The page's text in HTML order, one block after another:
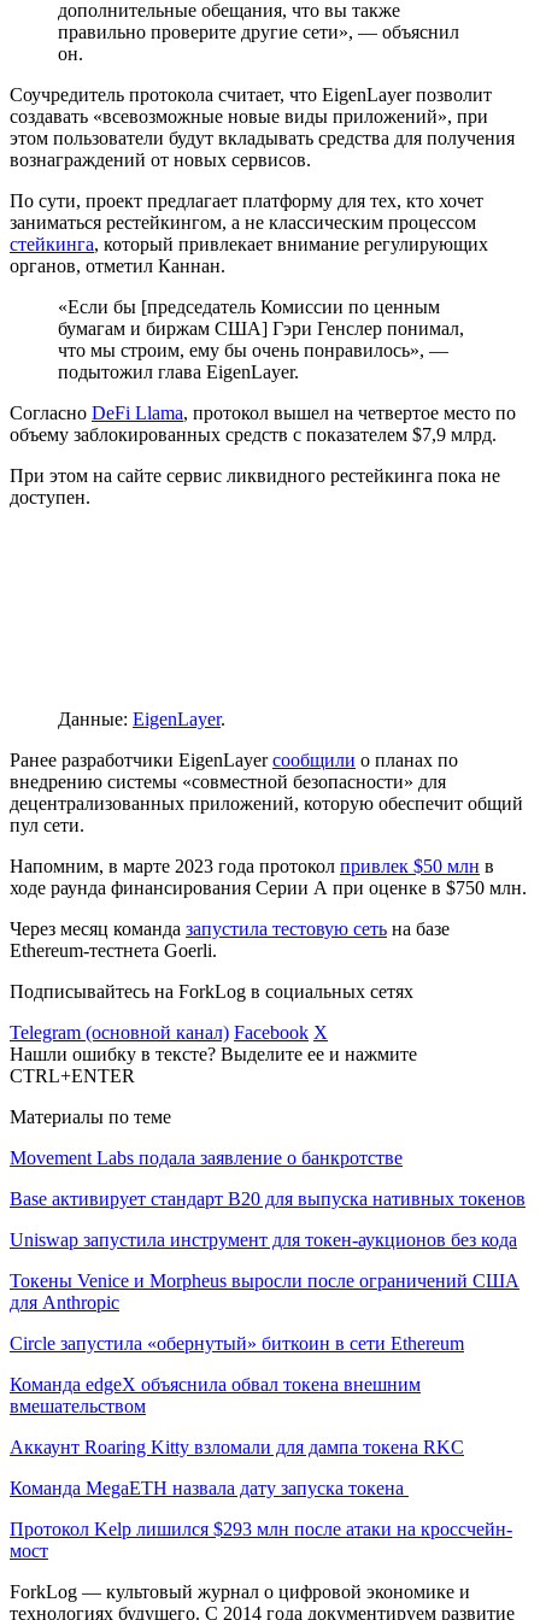
дополнительные обещания, что вы также
правильно проверите другие сети», — объяснил
он.
Соучредитель протокола считает, что EigenLayer позволит
создавать «всевозможные новые виды приложений», при
этом пользователи будут вкладывать средства для получения
вознаграждений от новых сервисов.
По сути, проект предлагает платформу для тех, кто хочет
заниматься рестейкингом, а не классическим процессом
стейкинга, который привлекает внимание регулирующих
органов, отметил Каннан.
«Если бы [председатель Комиссии по ценным
бумагам и биржам США] Гэри Генслер понимал,
что мы строим, ему бы очень понравилось», —
подытожил глава EigenLayer.
Согласно DeFi Llama, протокол вышел на четвертое место по
объему заблокированных средств с показателем $7,9 млрд.
При этом на сайте сервис ликвидного рестейкинга пока не
доступен.
Данные: EigenLayer.
Ранее разработчики EigenLayerсообщили о планах по
внедрению системы «совместной безопасности» для
децентрализованных приложений, которую обеспечит общий
пул сети.
Напомним, в марте 2023 года протокол привлек $50 млн в
ходе раунда финансирования Серии А при оценке в $750 млн.
Через месяц команда запустила тестовую сеть на базе
Ethereum-тестнета Goerli.
Подписывайтесь на ForkLog в социальных сетях
Telegram (основной канал) Facebook X
Нашли ошибку в тексте? Выделите ее и нажмите
CTRL+ENTER
Материалы по теме
Movement Labs подала заявление о банкротстве
Base активирует стандарт B20 для выпуска нативных токенов
Uniswap запустила инструмент для токен-аукционов без кода
Токены Venice и Morpheus выросли после ограничений США
для Anthropic
Circle запустила «обернутый» биткоин в сети Ethereum
Команда edgeX объяснила обвал токена внешним
вмешательством
Аккаунт Roaring Kitty взломали для дампа токена RKC
Команда MegaETH назвала дату запуска токена
Протокол Kelp лишился $293 млн после атаки на кроссчейн-
мост
ForkLog — культовый журнал о цифровой экономике и
технологиях будущего. С 2014 года документируем развитие